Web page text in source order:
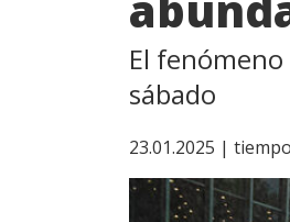
El
sábado
23.01.2025 |